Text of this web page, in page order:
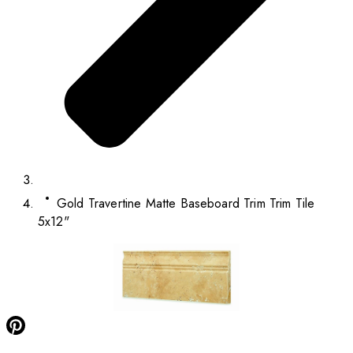
Gold Travertine Matte Baseboard Trim Trim Tile
5x12"